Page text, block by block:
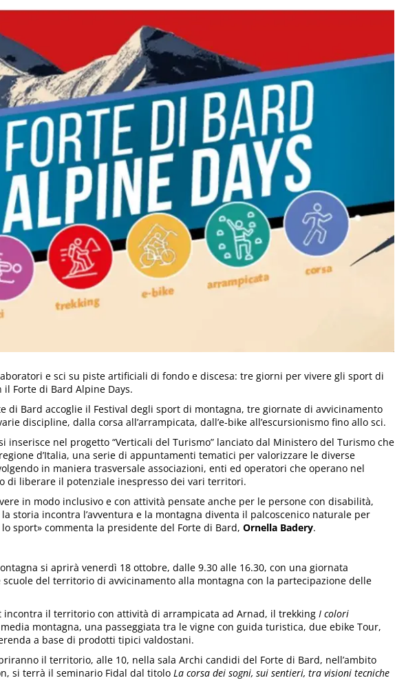
e sci su piste artificiali di fondo e discesa: tre giorni per vivere gli sport di
Forte di Bard Alpine Days.
di Bard accoglie il Festival degli sport di montagna, tre giornate di avvicinamento
discipline, dalla corsa all’arrampicata, dall’e-bike all’escursionismo fino allo sci.
inserisce nel progetto “Verticali del Turismo” lanciato dal Ministero del Turismo che
d’Italia, una serie di appuntamenti tematici per valorizzare le diverse
in maniera trasversale associazioni, enti ed operatori che operano nel
di liberare il potenziale inespresso dei vari territori.
in modo inclusivo e con attività pensate anche per le persone con disabilità,
la storia incontra l’avventura e la montagna diventa il palcoscenico naturale per
sport» commenta la presidente del Forte di Bard, Ornella Badery.
si aprirà venerdì 18 ottobre, dalle 9.30 alle 16.30, con una giornata
del territorio di avvicinamento alla montagna con la partecipazione delle
incontra il territorio con attività di arrampicata ad Arnad, il trekking I colori
montagna, una passeggiata tra le vigne con guida turistica, due ebike Tour,
a base di prodotti tipici valdostani.
il territorio, alle 10, nella sala Archi candidi del Forte di Bard, nell’ambito
si terrà il seminario Fidal dal titolo La corsa dei sogni, sui sentieri, tra visioni tecniche